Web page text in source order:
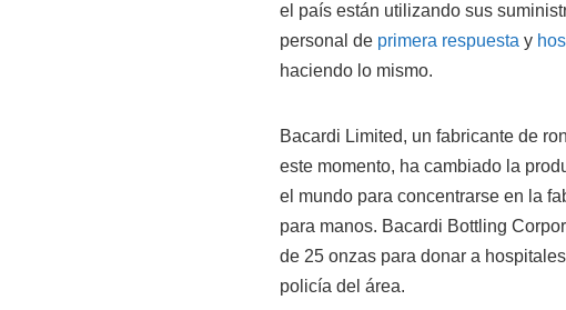
el país están utilizando sus
personal de primera respuesta y
haciendo lo mismo.
Bacardi Limited, un fabricante de
este momento, ha cambiado la
el mundo para concentrarse en la
para manos. Bacardi Bottling
de 25 onzas para donar a
policía del área.